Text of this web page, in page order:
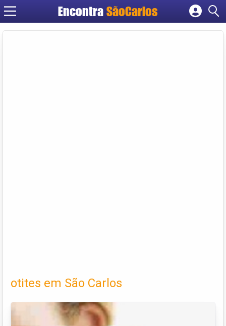
EncontraSãoCarlos
Cadastrar empresa
otites em São Carlos